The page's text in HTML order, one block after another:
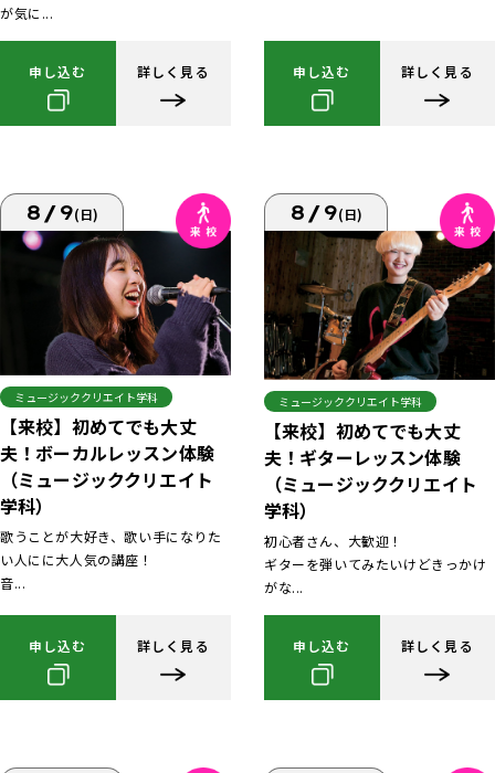
が気に...
申し込む 詳しく見る 申し込む 詳しく見る
8/9(日)
ミュージッククリエイト学科
【来校】初めてでも大丈
夫！ボーカルレッスン体験
（ミュージッククリエイト
学科）
歌うことが大好き、歌い手になりた
い人にに大人気の講座！
音...
申し込む 詳しく見る
8/9(日)
ミュージッククリエイト学科
【来校】初めてでも大丈
夫！ギターレッスン体験
（ミュージッククリエイト
学科）
初心者さん、大歓迎！
ギターを弾いてみたいけどきっかけ
がな...
申し込む 詳しく見る